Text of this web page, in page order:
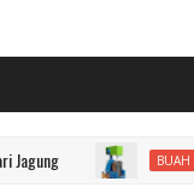
BUAH MARKISA